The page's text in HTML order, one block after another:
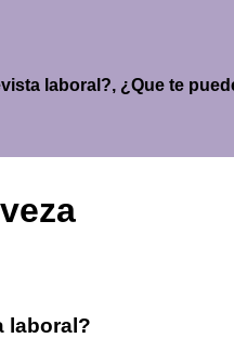
laboral?, ¿Que te
laboral?